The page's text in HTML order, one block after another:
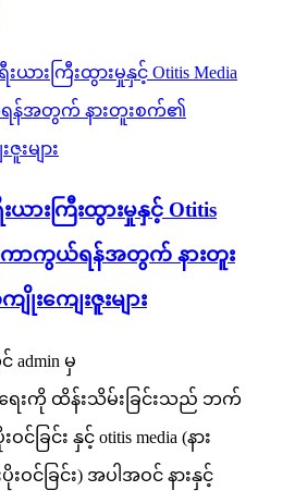
ားကြီးထွားမှုနှင့် Otitis
ကာကွယ်ရန်အတွက် နားတူး
ကျေးဇူးများ
admin မှ
ရေးကို ထိန်းသိမ်းခြင်းသည် ဘက်
င်ခြင်း နှင့် otitis media (နား
ဝင်ခြင်း) အပါအဝင် နားနှင့်